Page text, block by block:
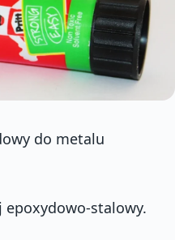
do metalu
epoxydowo-stalowy.